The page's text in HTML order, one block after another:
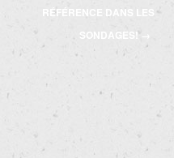
RÉFÉRENCE DANS LES
SONDAGES!